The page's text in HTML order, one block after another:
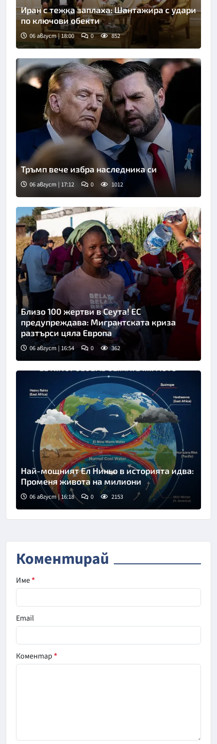
Снимка: БТА
Иран с тежка заплаха: Шантажира с удари
по ключови обекти
06 август | 18:00 0 852
Тръмп вече избра наследника си
06 август | 17:12 0 1012
Снимка: БТА
Близо 100 жертви в Сеута! ЕС
предупреждава: Мигрантската криза
разтърси цяла Европа
06 август | 16:54 0 362
Най-мощният Ел Ниньо в историята идва:
Променя живота на милиони
06 август | 16:18 0 2153
Коментирай
Име*
Email
Коментар*